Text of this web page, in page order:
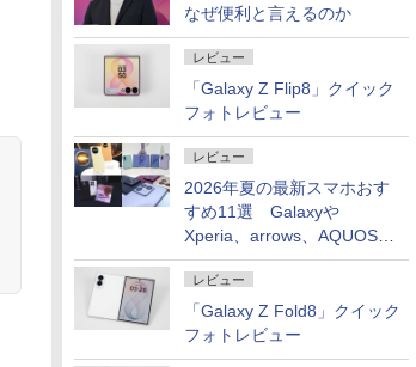
なぜ便利と言えるのか
レビュー
「Galaxy Z Flip8」クイック
フォトレビュー
レビュー
2026年夏の最新スマホおす
すめ11選 Galaxyや
Xperia、arrows、AQUOSな
ど注目機種の特徴は
レビュー
「Galaxy Z Fold8」クイック
フォトレビュー